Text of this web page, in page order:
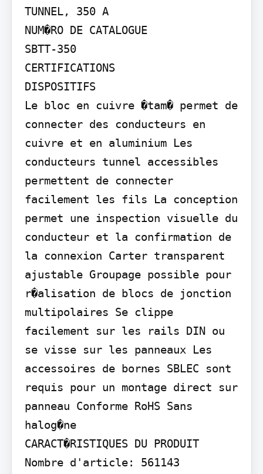
TUNNEL, 350 A
NUM�RO DE CATALOGUE
SBTT-350
CERTIFICATIONS
DISPOSITIFS
Le bloc en cuivre �tam� permet de
connecter des conducteurs en
cuivre et en aluminium Les
conducteurs tunnel accessibles
permettent de connecter
facilement les fils La conception
permet une inspection visuelle du
conducteur et la confirmation de
la connexion Carter transparent
ajustable Groupage possible pour
r�alisation de blocs de jonction
multipolaires Se clippe
facilement sur les rails DIN ou
se visse sur les panneaux Les
accessoires de bornes SBLEC sont
requis pour un montage direct sur
panneau Conforme RoHS Sans
halog�ne
CARACT�RISTIQUES DU PRODUIT
Nombre d'article: 561143